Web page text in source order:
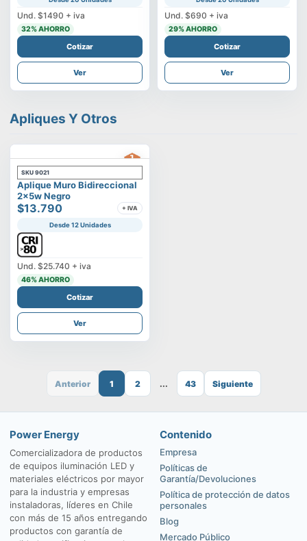
Und. $1490 + iva
32% AHORRO
Cotizar
Ver
Und. $690 + iva
29% AHORRO
Cotizar
Ver
Apliques Y Otros
SKU 9021
Aplique Muro Bidireccional
2x5w Negro
$13.790 + IVA
Desde 12 Unidades
Und. $25.740 + iva
46% AHORRO
Cotizar
Ver
Anterior 1 2 ... 43 Siguiente
Power Energy
Comercializadora de productos
de equipos iluminación LED y
materiales eléctricos por mayor
para la industria y empresas
instaladoras, líderes en Chile
con más de 15 años entregando
productos con garantía de
Contenido
Empresa
Políticas de
Garantía/Devoluciones
Política de protección de datos
personales
Blog
Mercado Público